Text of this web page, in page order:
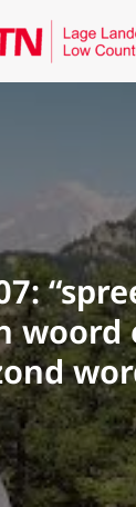
woord